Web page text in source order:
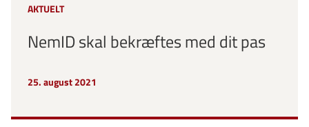
AKTUELT
NemID skal bekræftes med dit pas
25. august 2021